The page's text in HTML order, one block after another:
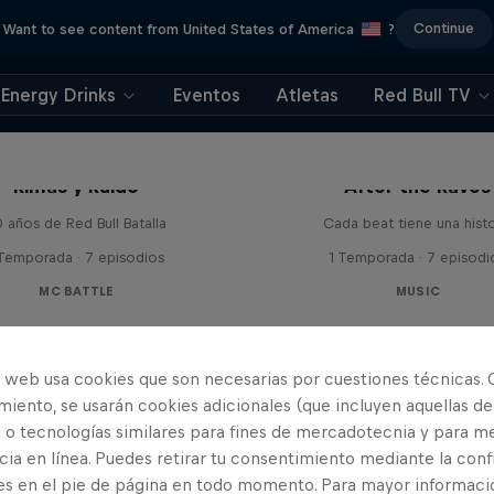
Want to see content from United States of America ? Continue
Energy Drinks Eventos Atletas Red Bull TV
Rimas y Ruido
años de Red Bull Batalla
· 7 episodios
MC BATTLE
After the Raves
Cada beat tiene una
1 Temporada · 7
MUSIC
web usa cookies que son necesarias por cuestiones técnicas.
se usarán cookies adicionales (que incluyen aquellas de
tecnologías similares para fines de mercadotecnia y para
en línea. Puedes retirar tu consentimiento mediante la
en el pie de página en todo momento. Para mayor